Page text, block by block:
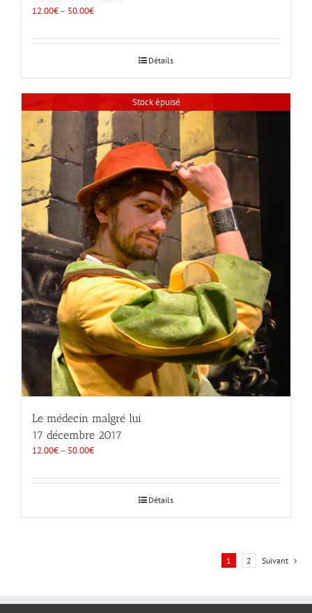
12.00€– 50.00€
Détails
Stock épuisé
Le médecin malgré lui
17 décembre 2017
12.00€– 50.00€
Détails
1 2 Suivant